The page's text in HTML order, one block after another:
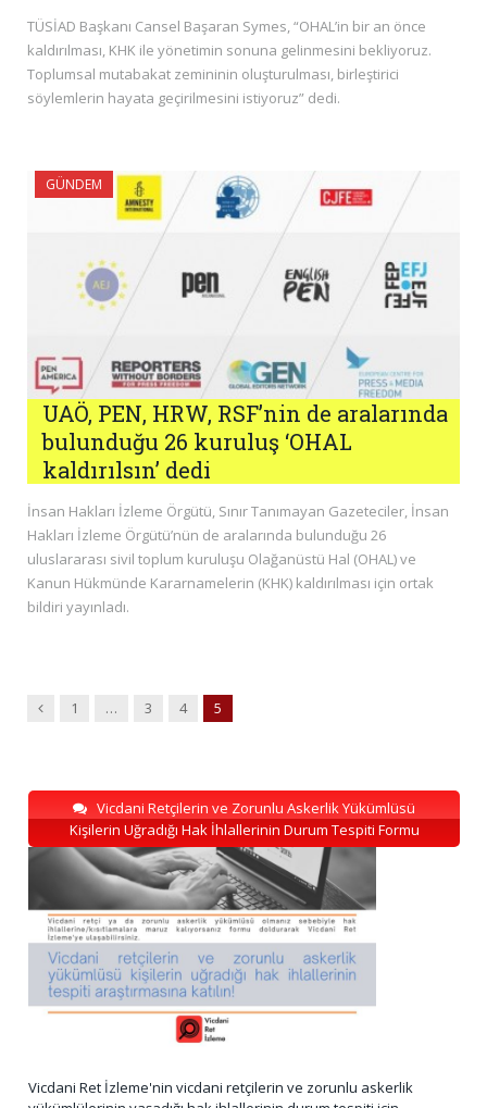
TÜSİAD Başkanı Cansel Başaran Symes, “OHAL’in bir an önce
kaldırılması, KHK ile yönetimin sonuna gelinmesini bekliyoruz.
Toplumsal mutabakat zemininin oluşturulması, birleştirici
söylemlerin hayata geçirilmesini istiyoruz” dedi.
GÜNDEM
UAÖ, PEN, HRW, RSF’nin de aralarında
bulunduğu 26 kuruluş ‘OHAL
kaldırılsın’ dedi
İnsan Hakları İzleme Örgütü, Sınır Tanımayan Gazeteciler, İnsan
Hakları İzleme Örgütü’nün de aralarında bulunduğu 26
uluslararası sivil toplum kuruluşu Olağanüstü Hal (OHAL) ve
Kanun Hükmünde Kararnamelerin (KHK) kaldırılması için ortak
bildiri yayınladı.
Previous
1 … 3 4 5
Vicdani Retçilerin ve Zorunlu Askerlik Yükümlüsü
Kişilerin Uğradığı Hak İhlallerinin Durum Tespiti Formu
Vicdani Ret İzleme'nin vicdani retçilerin ve zorunlu askerlik